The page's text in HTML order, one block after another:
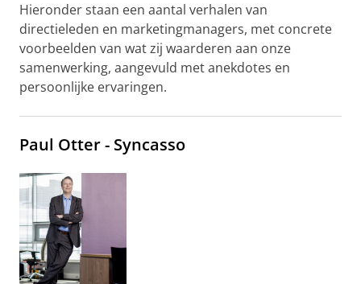
Hieronder staan een aantal verhalen van
directieleden en marketingmanagers, met concrete
voorbeelden van wat zij waarderen aan onze
samenwerking, aangevuld met anekdotes en
persoonlijke ervaringen.
Paul Otter - Syncasso